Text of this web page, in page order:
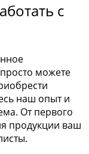
с
можете
наш опыт и
От первого
продукции ваш